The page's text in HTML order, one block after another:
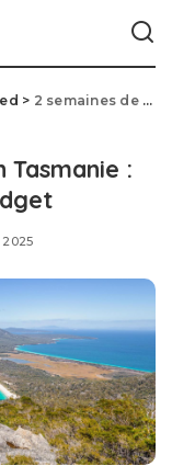
> 2 semaines de Road Trip en Tasmanie : itinéraire, avis, conseils, budget
Tasmanie :